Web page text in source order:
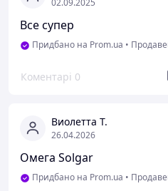
02.09.2025
Все супер
Придбано на Prom.ua •
Коментарі 0
Виолетта Т.
26.04.2026
Омега Solgar
Придбано на Prom.ua •